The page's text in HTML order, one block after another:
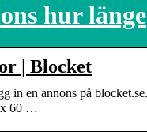
hur länge
| Blocket
in en annons på
60 …